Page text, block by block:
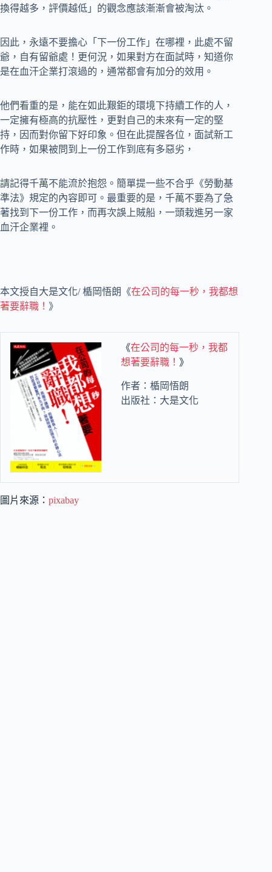
換得越多，評價越低」的觀念應該漸漸會被淘汰。
因此，永遠不要擔心「下一份工作」在哪裡，此處不留
爺，自有留爺處！更何況，如果對方在面試時，知道你
是在血汗企業打滾過的，通常都會有加分的效用。
他們看重的是，能在如此艱鉅的環境下持續工作的人，
一定擁有極高的抗壓性，更對自己的未來有一定的堅
持，因而對你留下好印象。但在此提醒各位，面試新工
作時，如果被問到上一份工作到底有多惡劣，
請記得千萬不能流於抱怨。簡單提一些不合乎《勞動基
準法》規定的內容即可。最重要的是，千萬不要為了急
著找到下一份工作，而再次誤上賊船，一頭栽進另一家
血汗企業裡。
本文授自大是文化/ 楯岡悟朗《在公司的每一秒，我都想
著要辭職！ 》
《在公司的每一秒，我都
想著要辭職！ 》
作者：楯岡悟朗
出版社：大是文化
圖片來源： pixabay